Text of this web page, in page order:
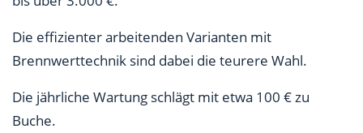
Die effizienter arbeitenden Varianten mit
Brennwerttechnik sind dabei die teurere Wahl.
Die jährliche Wartung schlägt mit etwa 100 € zu
Buche.